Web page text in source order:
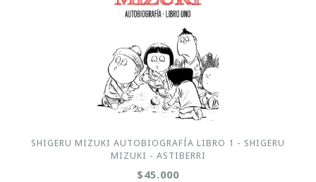
SHIGERU MIZUKI AUTOBIOGRAFÍA LIBRO 1 - SHIGERU
MIZUKI - ASTIBERRI
$45.000